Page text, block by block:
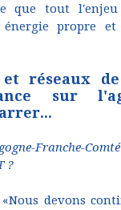
que tout l'enjeu
énergie propre
et réseaux
sur
Franche-
?
«Nous devons